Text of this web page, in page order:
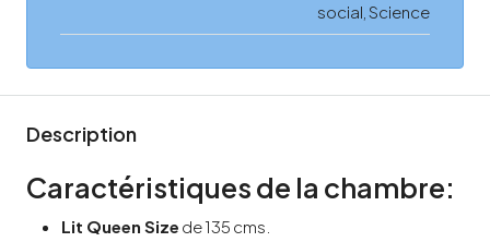
social, Science
Description
Caractéristiques de la chambre:
Lit Queen Size de 135 cms.